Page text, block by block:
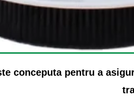
conceputa pentru a